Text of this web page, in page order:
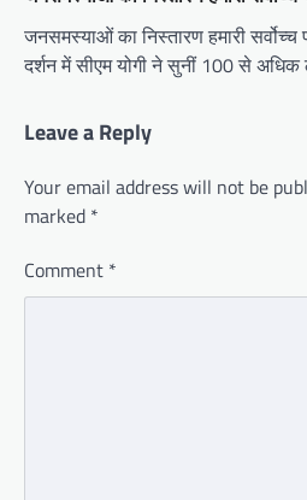
जनसमस्याओं का निस्तारण हमारी
दर्शन में सीएम योगी ने सुनीं 100 से अधिक
Leave a Reply
Your email address will not be
marked *
Comment *